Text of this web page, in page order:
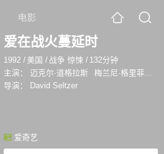
电影
爱在战火蔓延时
1992 / 美国 / 战争 惊悚 / 132分钟
主演：
迈克尔·道格拉斯 梅兰尼·格里菲斯
导演：
David Seltzer
爱奇艺